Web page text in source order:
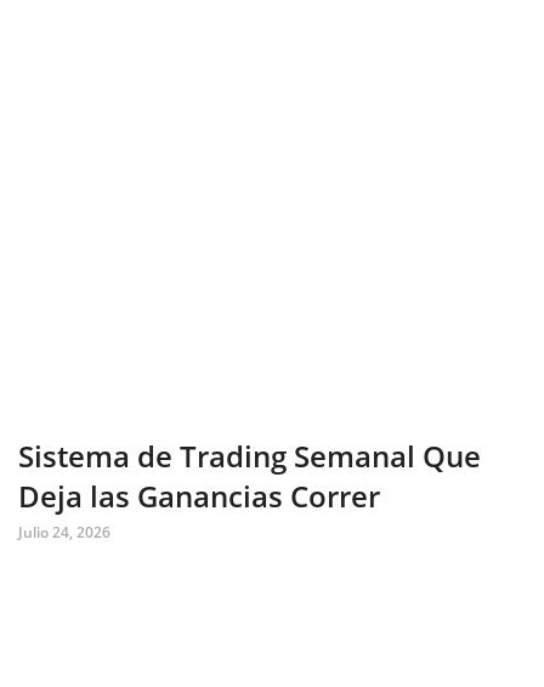
Sistema de Trading Semanal Que
Deja las Ganancias Correr
Julio 24, 2026